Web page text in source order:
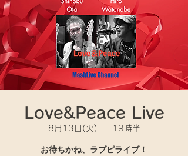
Love&Peace Live
8月13日(火) 19時半
お待ちかね、ラブピライブ！